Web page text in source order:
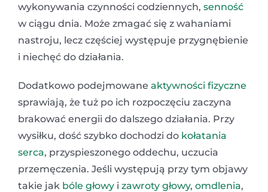
wykonywania czynności codziennych, senność
w ciągu dnia. Może zmagać się z wahaniami
nastroju, lecz częściej występuje przygnębienie
i niechęć do działania.
Dodatkowo podejmowane aktywności fizyczne
sprawiają, że tuż po ich rozpoczęciu zaczyna
brakować energii do dalszego działania. Przy
wysiłku, dość szybko dochodzi do kołatania
serca, przyspieszonego oddechu, uczucia
przemęczenia. Jeśli występują przy tym objawy
takie jak bóle głowy i zawroty głowy, omdlenia,